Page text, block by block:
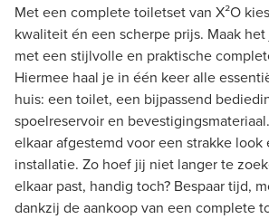
Met een complete toiletset van X²O
kwaliteit én een scherpe prijs. Maak
met een stijlvolle en praktische
Hiermee haal je in één keer alle
huis: een toilet, een bijpassend
spoelreservoir en
elkaar afgestemd voor een strakke
installatie. Zo hoef jij niet langer te
elkaar past, handig toch? Bespaar tijd,
dankzij de aankoop van een complete